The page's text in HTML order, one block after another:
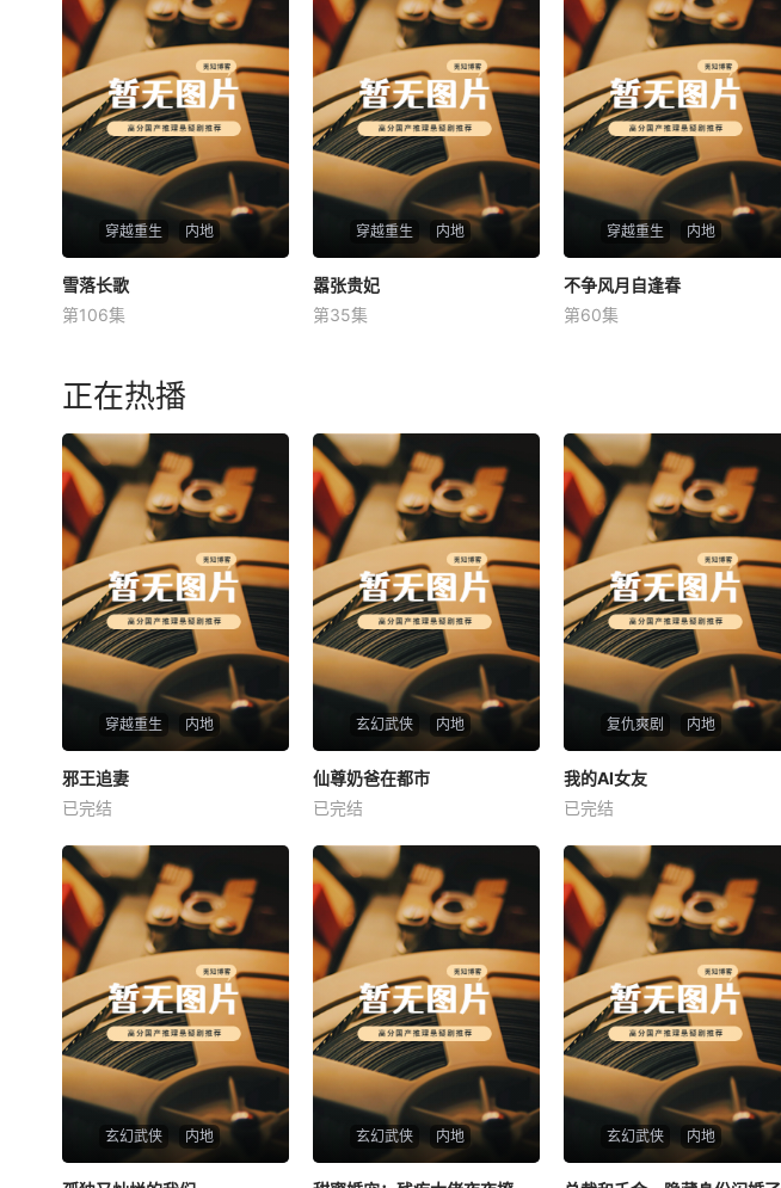
穿越重生 内地
雪落长歌
未知
雪落长歌
第106集
穿越重生 内地
嚣张贵妃
未知
嚣张贵妃
第35集
穿越重生 内地
不争风月自逢春
未知
不争风月自逢春
第60集
正在热播
穿越重生 内地
邪王追妻
未知
邪王追妻
已完结
玄幻武侠 内地
仙尊奶爸在都市
未知
仙尊奶爸在都市
已完结
复仇爽剧 内地
我的AI女友
未知
我的AI女友
已完结
玄幻武侠 内地 玄幻武侠 内地 玄幻武侠 内地